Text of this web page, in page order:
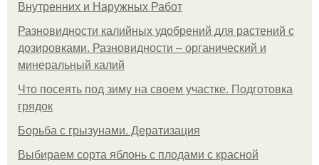
Внутренних и Наружных Работ
Разновидности калийных удобрений для растений с
дозировками. Разновидности – органический и
минеральный калий
Что посеять под зиму на своем участке. Подготовка
грядок
Борьба с грызунами. Дератизация
Выбираем сорта яблонь с плодами с красной